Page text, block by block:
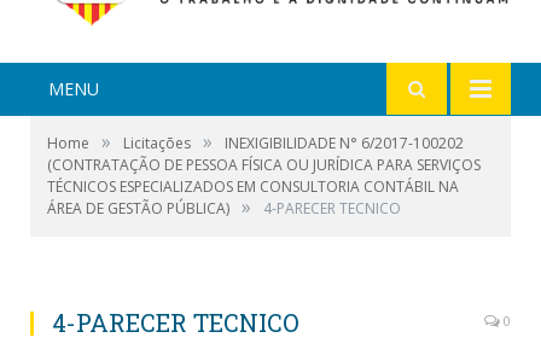
MENU
Home » Licitações »
INEXIGIBILIDADE N° 6/2017-100202
(CONTRATAÇÃO DE PESSOA FÍSICA OU JURÍDICA PARA SERVIÇOS
TÉCNICOS ESPECIALIZADOS EM CONSULTORIA CONTÁBIL NA
ÁREA DE GESTÃO PÚBLICA) » 4-PARECER TECNICO
4-PARECER TECNICO 0